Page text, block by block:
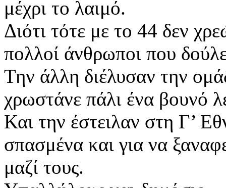
μέχρι το λαιμό.
Διότι τότε με το 44 δεν
πολλοί άνθρωποι που
Την άλλη διέλυσαν την
χρωστάνε πάλι ένα βουνό
Και την έστειλαν στη Γ’
σπασμένα και για να
μαζί τους.